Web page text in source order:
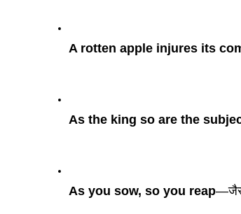
A rotten apple injures its
As the king so are the
As you sow, so you reap